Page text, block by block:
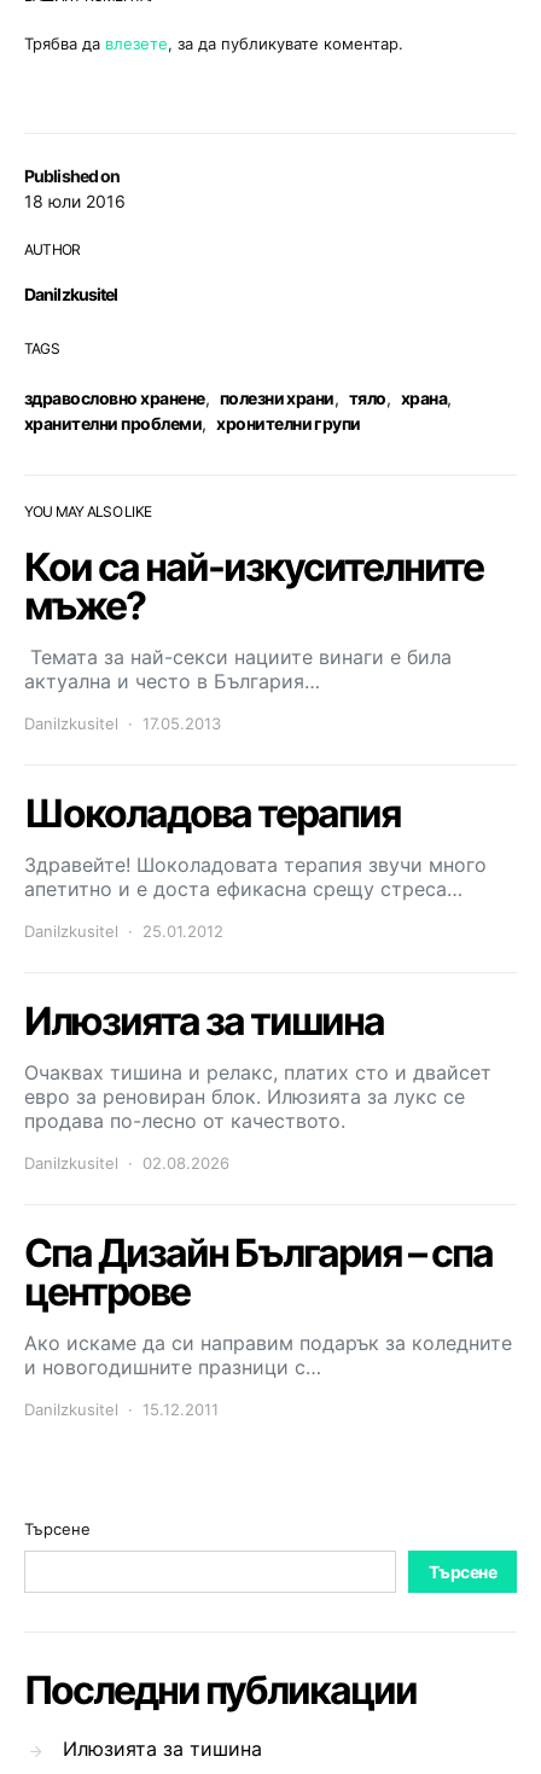
Published on
18 юли 2016
AUTHOR
DaniIzkusitel
TAGS
здравословно хранене, полезни храни, тяло, храна,
хранителни проблеми, хронителни групи
Трябва да влезете, за да публикувате коментар.
YOU MAY ALSO LIKE
Кои са най-изкусителните
мъже?
Темата за най-секси нациите винаги е била
актуална и често в България…
DaniIzkusitel 17.05.2013
Шоколадова терапия
Здравейте! Шоколадовата терапия звучи много
апетитно и е доста ефикасна срещу стреса…
DaniIzkusitel 25.01.2012
Илюзията за тишина
Очаквах тишина и релакс, платих сто и двайсет
евро за реновиран блок. Илюзията за лукс се
продава по-лесно от качеството.
DaniIzkusitel 02.08.2026
Спа Дизайн България – спа
центрове
Ако искаме да си направим подарък за коледните
и новогодишните празници с…
DaniIzkusitel 15.12.2011
Търсене
Търсене
Последни публикации
Илюзията за тишина